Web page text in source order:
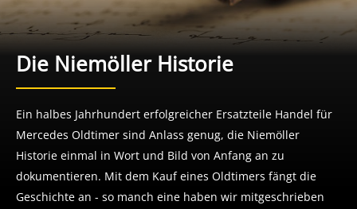
Die Niemöller Historie
Ein halbes Jahrhundert erfolgreicher Ersatzteile Handel für
Mercedes Oldtimer sind Anlass genug, die Niemöller
Historie einmal in Wort und Bild von Anfang an zu
dokumentieren. Mit dem Kauf eines Oldtimers fängt die
Geschichte an - so manch eine haben wir mitgeschrieben